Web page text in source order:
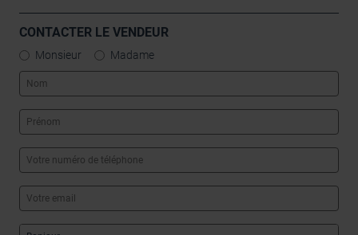
CONTACTER LE VENDEUR
Monsieur Madame